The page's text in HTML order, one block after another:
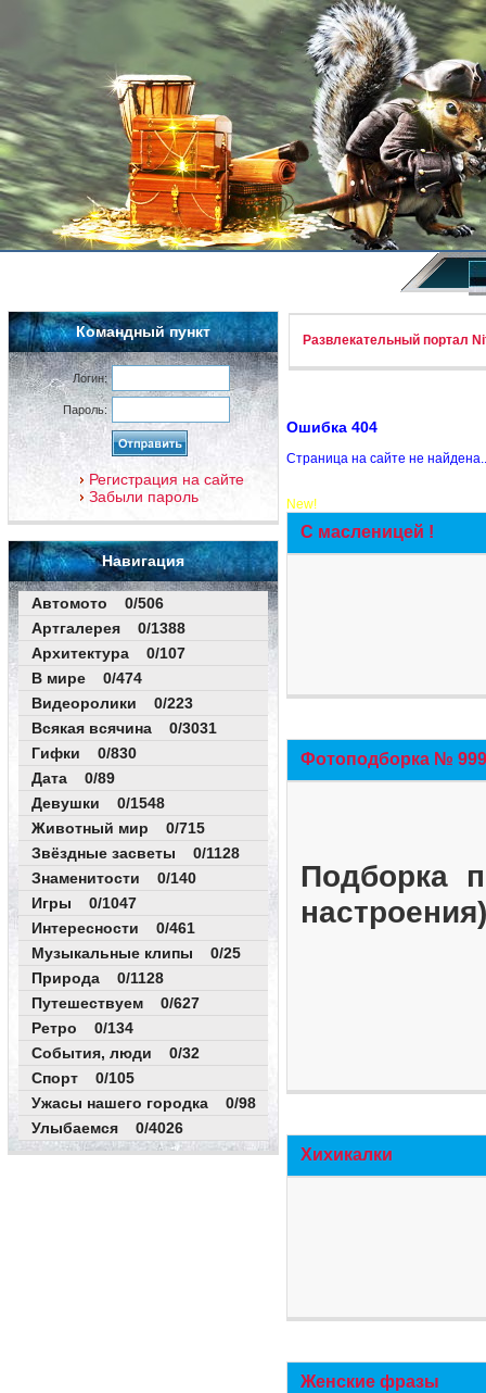
Командный пункт
Логин:
Пароль:
Регистрация на сайте
Забыли пароль
Навигация
Автомото 0/506
Артгалерея 0/1388
Архитектура 0/107
В мире 0/474
Видеоролики 0/223
Всякая всячина 0/3031
Гифки 0/830
Дата 0/89
Девушки 0/1548
Животный мир 0/715
Звёздные засветы 0/1128
Знаменитости 0/140
Игры 0/1047
Интересности 0/461
Музыкальные клипы 0/25
Природа 0/1128
Путешествуем 0/627
Ретро 0/134
События, люди 0/32
Спорт 0/105
Ужасы нашего городка 0/98
Улыбаемся 0/4026
Развлекательный портал
Ошибка 404
Страница на сайте не
New!
С масленицей !
Фотоподборка №
Подборка
Хихикалки
Женские фразы